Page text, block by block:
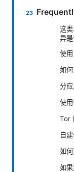
这
异是
使
如何
分应
使用
Tor
自
如何
如果